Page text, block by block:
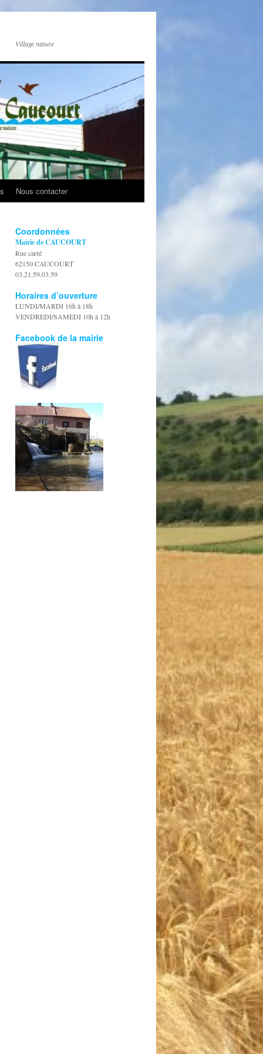
Village nature
Nous contacter
Coordonnées
Mairie de CAUCOURT
Rue carré
62150 CAUCOURT
03.21.59.03.59
Horaires d’ouverture
LUNDI/MARDI 16h à 18h
VENDREDI/SAMEDI 10h à 12h
Facebook de la mairie